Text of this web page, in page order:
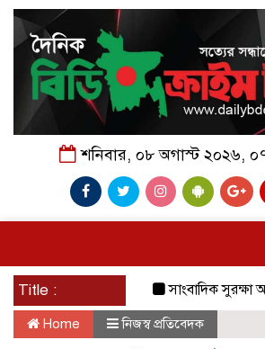
শনিবার, ০৮ অগাস্ট ২০২৬,
Title : সাংবাদিক সুরক্ষা
Home নিজস্ব প্রতিবেদক